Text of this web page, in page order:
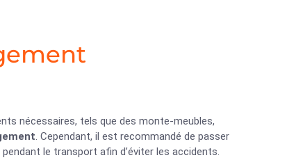
nécessaires, tels que des monte-meubles,
. Cependant, il est recommandé de passer
le transport afin d’éviter les accidents.